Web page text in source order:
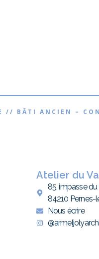
BÂTI ANCIEN –
Atelier du
85, impasse du
84210 Pernes-
Nous écrire